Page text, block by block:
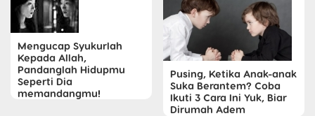
Mengucap Syukurlah
Kepada Allah,
Pandanglah Hidupmu
Seperti Dia
memandangmu!
Pusing, Ketika Anak-anak
Suka Berantem? Coba
Ikuti 3 Cara Ini Yuk, Biar
Dirumah Adem